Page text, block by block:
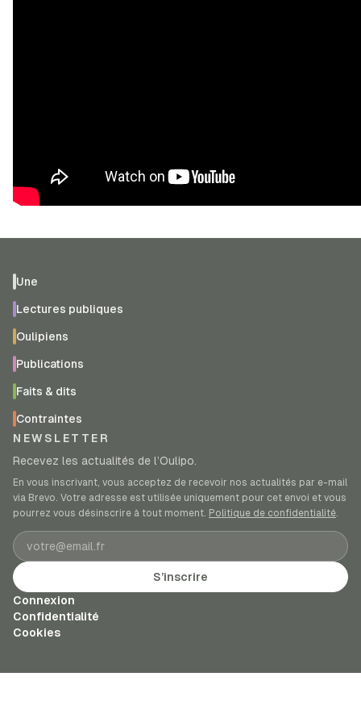
Une
Lectures publiques
Oulipiens
Publications
Faits & dits
Contraintes
NEWSLETTER
Recevez les actualités de l’Oulipo.
En vous inscrivant, vous acceptez de recevoir nos actualités par e-mail
via Brevo. Votre adresse est utilisée uniquement pour cet envoi et vous
pourrez vous désinscrire à tout moment. Politique de confidentialité.
Adresse e-mail
S’inscrire
Connexion
Confidentialité
Cookies